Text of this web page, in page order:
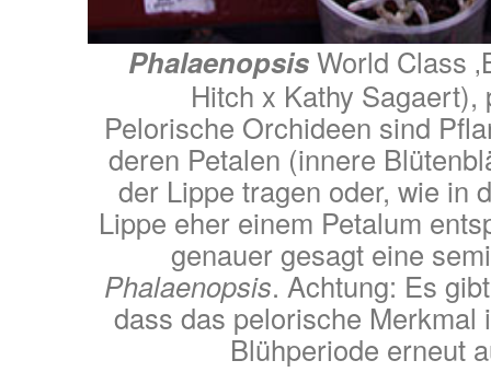
PhalaenopsisWorld Class
Hitch x Kathy Sagaert),
Pelorische Orchideen sind
deren Petalen (innere
der Lippe tragen oder, wie in
Lippe eher einem Petalum
genauer gesagt eine
Phalaenopsis. Achtung: Es
dass das pelorische Merkmal
Blühperiode erneut